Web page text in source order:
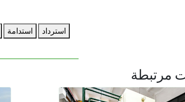
استرداد استدامة
مرتبطة